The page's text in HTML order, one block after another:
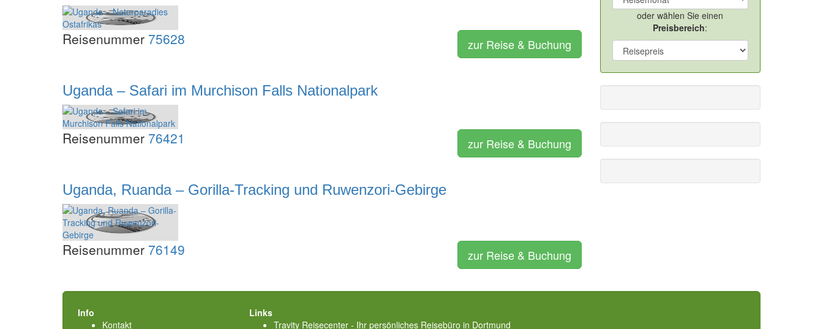
Reisenummer 75628 zur Reise & Buchung
Uganda – Safari im Murchison Falls Nationalpark
Reisenummer 76421 zur Reise & Buchung
Uganda, Ruanda – Gorilla-Tracking und Ruwenzori-Gebirge
Reisenummer 76149 zur Reise & Buchung
oder wählen Sie einen
Preisbereich:
Info
Kontakt
Links
Travity Reisecenter - Ihr persönliches Reisebüro in Dortmund